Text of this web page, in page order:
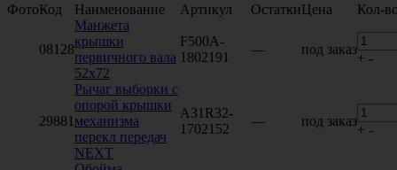
ФотоКод Наименование Артикул ОстаткиЦена Кол-
08128
Манжета
крышки
первичного вала
52х72
F500A-
1802191
— под заказ
+ -
29881
Рычаг выборки с
опорой крышки
механизма
перекл передач
NEXT
А31R32-
1702152
— под заказ
+ -